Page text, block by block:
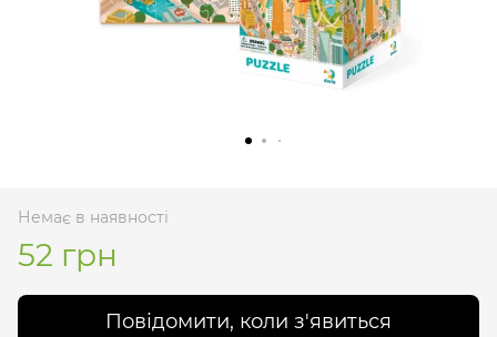
Немає в наявності
52 грн
Повідомити, коли з'явиться